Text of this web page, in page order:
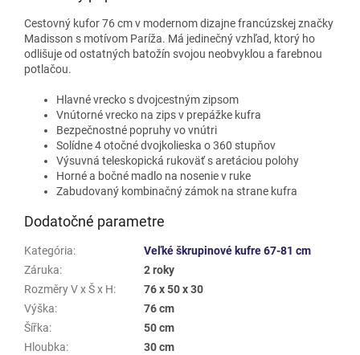
Cestovný kufor 76 cm v modernom dizajne francúzskej značky
Madisson s motívom Paríža. Má jedinečný vzhľad, ktorý ho
odlišuje od ostatných batožín svojou neobvyklou a farebnou
potlačou.
Hlavné vrecko s dvojcestným zipsom
Vnútorné vrecko na zips v prepážke kufra
Bezpečnostné popruhy vo vnútri
Solídne 4 otočné dvojkolieska o 360 stupňov
Výsuvná teleskopická rukoväť s aretáciou polohy
Horné a bočné madlo na nosenie v ruke
Zabudovaný kombinačný zámok na strane kufra
Dodatočné parametre
Kategória:
Veľké škrupinové kufre 67-81 cm
Záruka:
2 roky
Rozměry V x Š x H:
76 x 50 x 30
Výška:
76 cm
Šířka:
50 cm
Hloubka:
30 cm